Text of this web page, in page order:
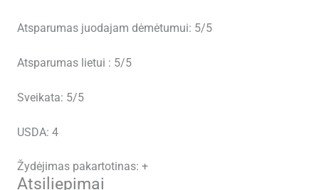
Atsparumas juodajam dėmėtumui: 5/5
Atsparumas lietui : 5/5
Sveikata: 5/5
USDA: 4
Žydėjimas pakartotinas: +
Atsiliepimai